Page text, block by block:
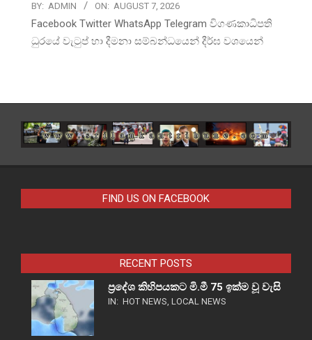
BY: ADMIN ON: AUGUST 7, 2026
Facebook Twitter WhatsApp Telegram විගණකාධිපති
ධුරයේ වැටුප් හා දීමනා සම්බන්ධයෙන් දීර්ඝ වශයෙන්
FIND US ON FACEBOOK
RECENT POSTS
ප්‍රදේශ කිහිපයකට මි.මී 75 ඉක්ම වූ වැසි
IN: HOT NEWS, LOCAL NEWS